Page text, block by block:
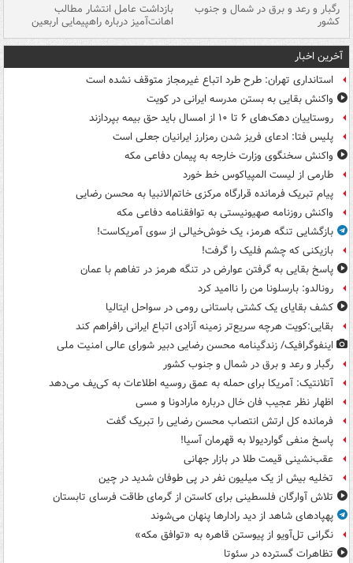
رگبار و رعد و برق در شمال و جنوب
کشور
بازداشت عامل انتشار مطالب
اهانت‌آمیز درباره راهپیمایی اربعین
آخرین اخبار
استانداری تهران: طرح طرد اتباع غیرمجاز متوقف نشده است
واکنش بقایی به بستن مدرسه ایرانی در کویت
روستاییان دهک‌های ۶ تا ۱۰ از امسال باید حق بیمه بپردازند
پلیس فتا: ادعای فریز شدن رمزارز ایرانیان جعلی است
واکنش سخنگوی وزارت خارجه به پیمان دفاعی مکه
طارمی از لیست المپیاکوس خط خورد
پیام تبریک فرمانده قرارگاه مرکزی خاتم‌الانبیا به محسن رضایی
واکنش روزنامه صهیونیستی به توافقنامه دفاعی مکه
بازگشایی تنگه هرمز، یک خوش‌خیالی از سوی آمریکاست!
بازیکنی که چشم فلیک را گرفت!
پاسخ بقایی به گرفتن عوارض در تنگه هرمز در تفاهم با عمان
رونالدو: بارسلونا من را ناامید کرد
کشف بقایای یک کشتی باستانی رومی در سواحل ایتالیا
بقایی:کویت هرچه سریع‌تر زمینه آزادی اتباع ایرانی رافراهم کند
اینفوگرافیک/ زندگینامه محسن رضایی دبیر شورای عالی امنیت‌ ملی
رگبار و رعد و برق در شمال و جنوب کشور
آتلانتیک: آمریکا برای حمله به عمق روسیه اطلاعات به کی‌یف می‌دهد
اظهار نظر عجیب فان خال درباره مارادونا و مسی
فرمانده کل ارتش انتصاب محسن رضایی را تبریک گفت
پاسخ منفی گواردیولا به قهرمان آسیا!
عقب‌نشینی قیمت طلا در بازار جهانی
تخلیه بیش از یک میلیون نفر در پی طوفان شدید در چین
تلاش آوارگان فلسطینی برای کاستن از گرمای طاقت فرسای تابستان
پهپادهای شاهد از دید رادارها پنهان می‌شوند
نگرانی تل‌آویو از پیوستن قاهره به «توافق مکه»
تظاهرات گسترده در سئوتا